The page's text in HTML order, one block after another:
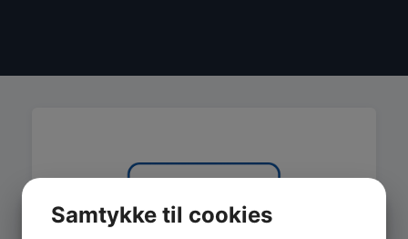
Samtykke til cookies